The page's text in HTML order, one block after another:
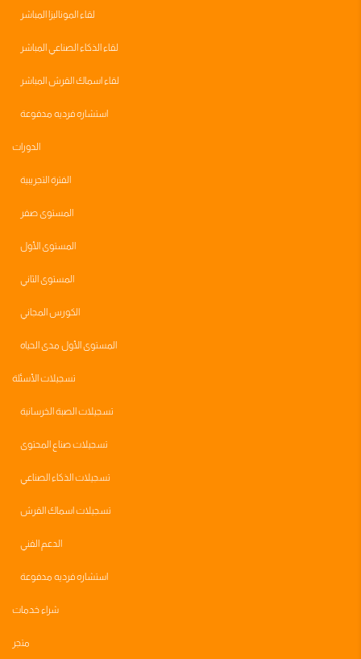
لقاء الموناليزا المباشر
لقاء الذكاء الصناعي المباشر
لقاء اسماك القرش المباشر
استشاره فرديه مدفوعة
الدورات
الفترة التجريبية
المستوى صفر
المستوى الأول
المستوى الثاني
الكورس المجاني
المستوى الأول مدى الحياه
تسجيلات الأسئلة
تسجيلات الصبة الخرسانية
تسجيلات صناع المحتوى
تسجيلات الذكاء الصناعي
تسجيلات اسماك القرش
الدعم الفني
استشاره فرديه مدفوعة
شراء خدمات
متجر